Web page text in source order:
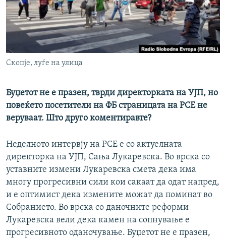
РСЕ веб страници
Скопје, луѓе на улица
Буџетот не е празен, тврди директорката на УЈП, но
повеќето посетители на ФБ страницата на РСЕ не
веруваат. Што друго коментиравте?
Неделното интервју на РСЕ е со актуелната
директорка на УЈП, Сања Лукаревска. Во врска со
уставните измени Лукаревска смета дека има
многу прогресивни сили кои сакаат да одат напред,
и е оптимист дека измените можат да поминат во
Собранието. Во врска со даночните реформи
Лукаревска вели дека камен на сопнување е
прогресивното оданочување. Буџетот не е празен,